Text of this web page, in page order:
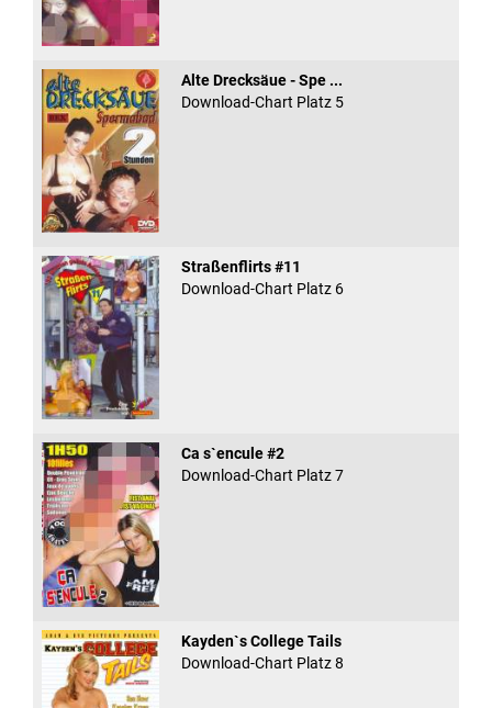
Alte Drecksäue - Spe ...
Download-Chart Platz 5
Straßenflirts #11
Download-Chart Platz 6
Ca s`encule #2
Download-Chart Platz 7
Kayden`s College Tails
Download-Chart Platz 8